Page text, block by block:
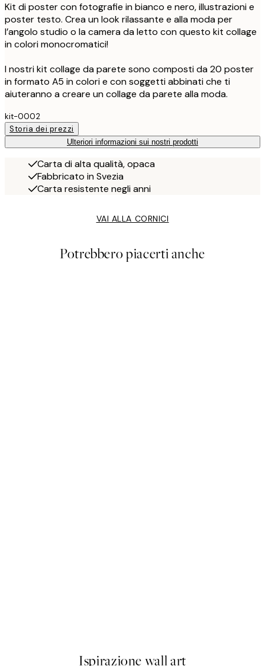
Kit di poster con fotografie in bianco e nero, illustrazioni e
poster testo. Crea un look rilassante e alla moda per
l’angolo studio o la camera da letto con questo kit collage
in colori monocromatici!
I nostri kit collage da parete sono composti da 20 poster
in formato A5 in colori e con soggetti abbinati che ti
aiuteranno a creare un collage da parete alla moda.
kit-0002
Storia dei prezzi
Ulteriori informazioni sui nostri prodotti
Carta di alta qualità, opaca
Fabbricato in Svezia
Carta resistente negli anni
VAI ALLA CORNICI
Potrebbero piacerti anche
Ispirazione wall art